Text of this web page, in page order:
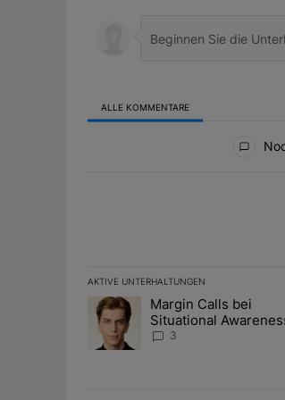
ALLE KOMMENTARE
AKTIVE UNTERHALTUNGEN
Das Folgende ist eine Liste der
Ein Trendartikel mit dem Titel
Margin Calls bei
Situational
Alles über den Retter-
3